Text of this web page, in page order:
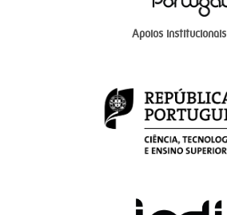
Apoios institucionais